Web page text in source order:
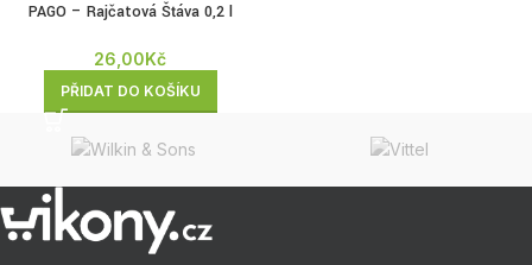
PAGO – Rajčatová Šťáva 0,2 l
26,00Kč
PŘIDAT DO KOŠÍKU